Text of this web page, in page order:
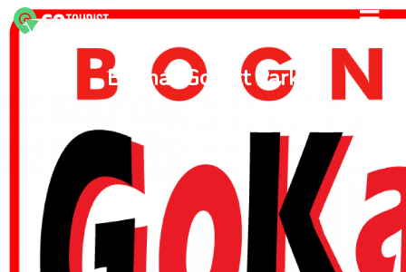
Bognár Gokart Park